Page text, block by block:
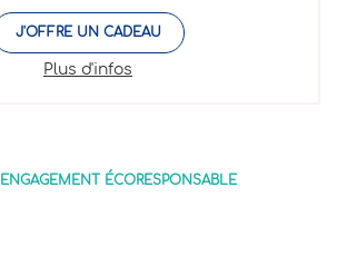
J'OFFRE UN CADEAU
Plus d'infos
ENGAGEMENT ÉCORESPONSABLE